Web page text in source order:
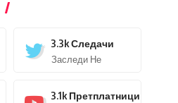
3.3kСледачи
Заследи Не
3.1k Претплатници